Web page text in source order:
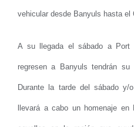
vehicular desde Banyuls hasta el
A su llegada el sábado a Port
regresen a Banyuls tendrán su
Durante la tarde del sábado
llevará a cabo un homenaje